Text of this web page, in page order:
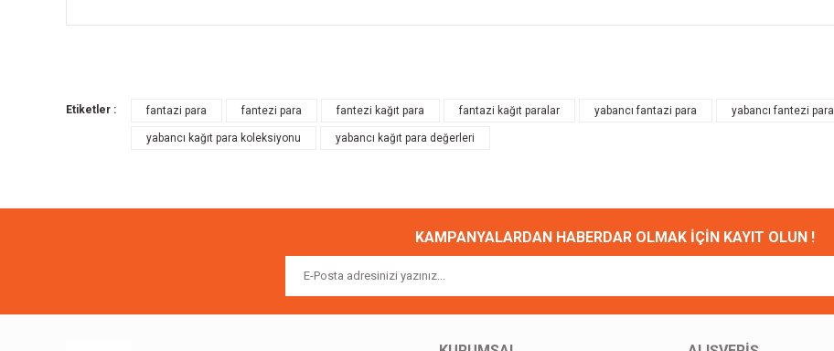
Ürün resmi kalitesiz, bozuk veya görüntülenemiyor.
Ürün açıklamasında eksik bilgiler bulunuyor.
Etiketler : fantazi para fantezi para fantezi kağıt para fantazi kağıt paralar yabancı fantazi para yabancı fantezi para
yabancı kağıt para koleksiyonu yabancı kağıt para değerleri
KAMPANYALARDAN HABERDAR OLMAK İÇİN KAYIT OLUN !